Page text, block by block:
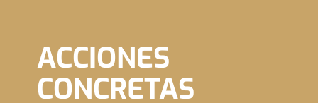
ACCIONES
CONCRETAS